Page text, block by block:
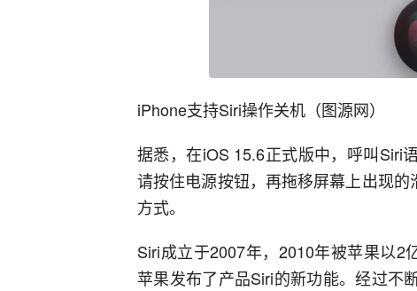
iPhone支持Siri操作关机（图源网）
据悉，在iOS 15.6正式版中，呼叫Siri
请按住电源按钮，再拖移屏幕上出现
方式。
Siri成立于2007年，2010年被苹果以2
苹果发布了产品Siri的新功能。经过不